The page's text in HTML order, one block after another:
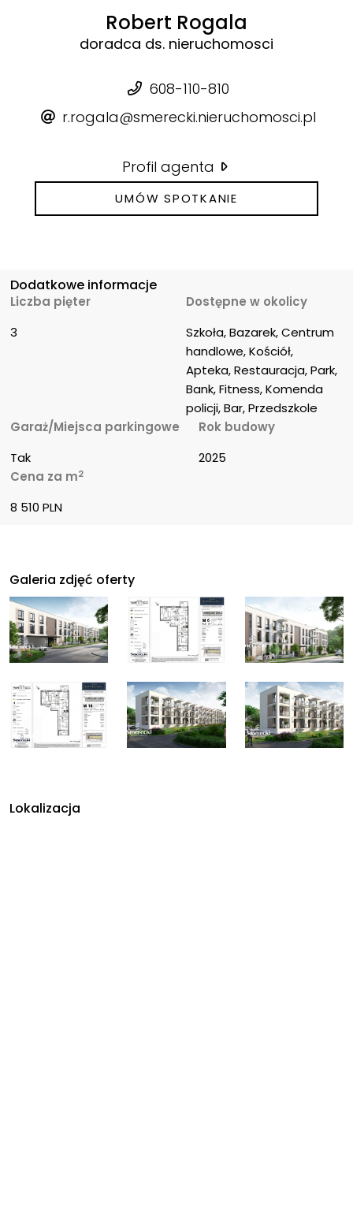
Robert Rogala
doradca ds. nieruchomosci
608-110-810
r.rogala@smerecki.nieruchomosci.pl
Profil agenta
UMÓW SPOTKANIE
Dodatkowe informacje
Liczba pięter
3
Dostępne w okolicy
Szkoła, Bazarek, Centrum
handlowe, Kościół,
Apteka, Restauracja, Park,
Bank, Fitness, Komenda
policji, Bar, Przedszkole
Garaż/Miejsca parkingowe
Tak
Rok budowy
2025
Cena za m2
8 510 PLN
Galeria zdjęć oferty
Lokalizacja